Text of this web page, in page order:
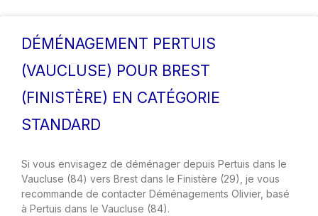
DÉMÉNAGEMENT PERTUIS
(VAUCLUSE) POUR BREST
(FINISTÈRE) EN CATÉGORIE
STANDARD
Si vous envisagez de déménager depuis Pertuis dans le
Vaucluse (84) vers Brest dans le Finistère (29), je vous
recommande de contacter Déménagements Olivier, basé
à Pertuis dans le Vaucluse (84).